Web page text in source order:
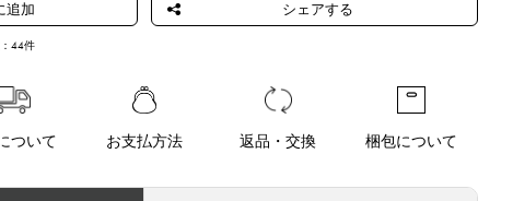
44件
ついて お支払方法 返品・交換 梱包について